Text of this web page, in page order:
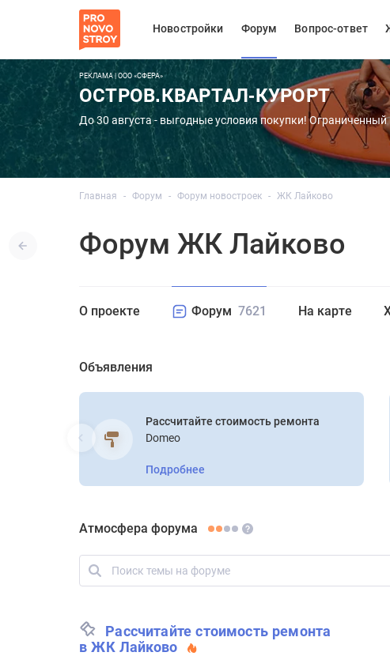
Новостройки Форум Вопрос-ответ
РЕКЛАМА | ООО «СФЕРА»
ОСТРОВ.КВАРТАЛ-КУРОРТ
До 30 августа - выгодные условия покупки!
Главная Форум Форум новостроек ЖК Лайково
Форум ЖК Лайково
О проекте Форум 7621 На карте
Объявления
Рассчитайте стоимость ремонта
Domeo
Подробнее
Атмосфера форума
Рассчитайте стоимость ремонта
в ЖК Лайково